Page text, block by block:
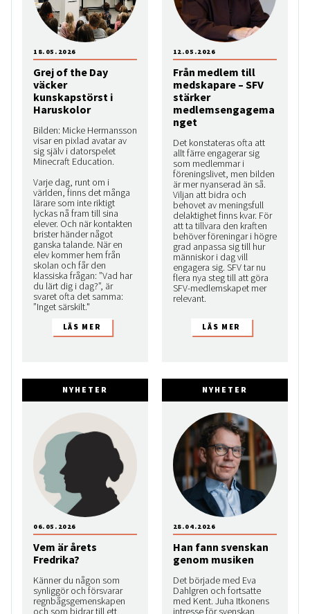
Grej of the Day
väcker
kunskapstörst i
Haruskolor
Bilden: Micke Hermansson
visar en pixlad avatar av
sig själv i datorspelet
Minecraft Education.
Varje dag, runt om i
världen, finns det många
lärare som inte riktigt
lyckas nå fram till sina
elever. Och när kontakten
brister händer något
ganska talande. När en
elev kommer hem från
skolan och får den
klassiska frågan: ”Vad har
du lärt dig i dag?”, är
svaret ofta det samma:
”Inget särskilt."
18.05.2026
Från medlem till
medskapare – SFV
stärker
medlemsengagema
nget
Det konstateras ofta att
allt färre engagerar sig
som medlemmar i
föreningslivet, men bilden
är mer nyanserad än så.
Viljan att bidra och
behovet av meningsfull
delaktighet finns kvar. För
att ta tillvara den kraften
behöver föreningar i högre
grad anpassa sig till hur
människor i dag vill
engagera sig. SFV tar nu
flera nya steg till att göra
SFV-medlemskapet mer
relevant.
12.05.2026
NYHETER
Vem är årets
Fredrika?
Känner du någon som
synliggör och försvarar
regnbågsgemenskapen
och som bidrar till ett
06.05.2026
NYHETER
Han fann svenskan
genom musiken
Det började med Eva
Dahlgren och fortsatte
med Kent. Juha Itkonens
intresse för svenskan
28.04.2026